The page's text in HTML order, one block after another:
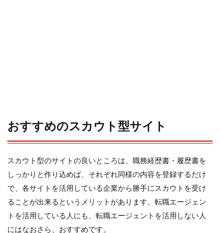
おすすめのスカウト型サイト
スカウト型のサイトの良いところは、職務経歴書・履歴書を
しっかりと作り込めば、それぞれ同様の内容を登録するだけ
で、各サイトを活用している企業から勝手にスカウトを受け
ることが出来るというメリットがあります。転職エージェン
トを活用している人にも、転職エージェントを活用しない人
にはなおさら、おすすめです。